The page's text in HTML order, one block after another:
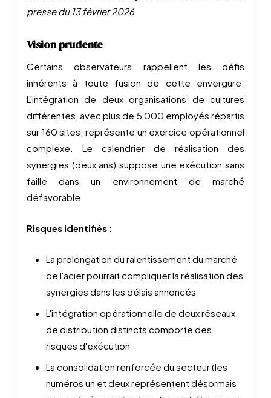
presse du 13 février 2026
Vision prudente
Certains observateurs rappellent les défis
inhérents à toute fusion de cette envergure.
L'intégration de deux organisations de cultures
différentes, avec plus de 5 000 employés répartis
sur 160 sites, représente un exercice opérationnel
complexe. Le calendrier de réalisation des
synergies (deux ans) suppose une exécution sans
faille dans un environnement de marché
défavorable.
Risques identifiés :
La prolongation du ralentissement du marché
de l'acier pourrait compliquer la réalisation des
synergies dans les délais annoncés
L'intégration opérationnelle de deux réseaux
de distribution distincts comporte des
risques d'exécution
La consolidation renforcée du secteur (les
numéros un et deux représentent désormais